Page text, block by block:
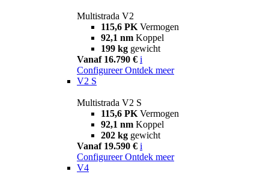
Multistrada V2
115,6 PK Vermogen
92,1 nm Koppel
199 kg gewicht
Vanaf 16.790 € i
Configureer Ontdek meer
V2 S
Multistrada V2 S
115,6 PK Vermogen
92,1 nm Koppel
202 kg gewicht
Vanaf 19.590 € i
Configureer Ontdek meer
V4